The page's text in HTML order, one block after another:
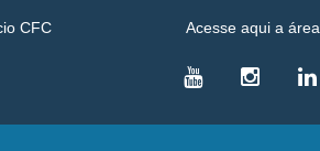
CFC
Acesse aqui a